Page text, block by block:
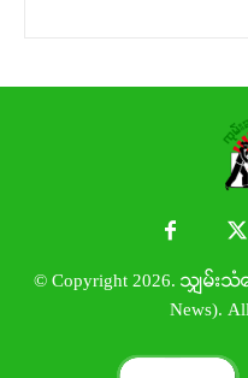
© Copyright 2026. သျှမ်း
News).